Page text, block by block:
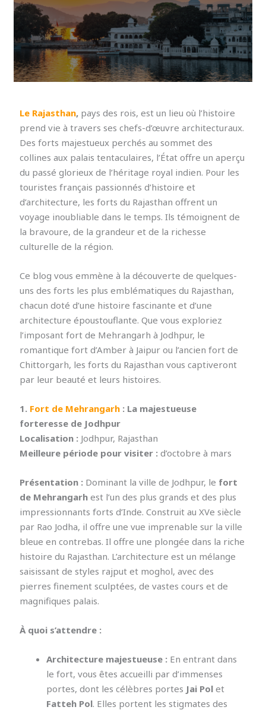
Le Rajasthan, pays des rois, est un lieu où l’histoire
prend vie à travers ses chefs-d’œuvre architecturaux.
Des forts majestueux perchés au sommet des
collines aux palais tentaculaires, l’État offre un aperçu
du passé glorieux de l’héritage royal indien. Pour les
touristes français passionnés d’histoire et
d’architecture, les forts du Rajasthan offrent un
voyage inoubliable dans le temps. Ils témoignent de
la bravoure, de la grandeur et de la richesse
culturelle de la région.
Ce blog vous emmène à la découverte de quelques-
uns des forts les plus emblématiques du Rajasthan,
chacun doté d’une histoire fascinante et d’une
architecture époustouflante. Que vous exploriez
l’imposant fort de Mehrangarh à Jodhpur, le
romantique fort d’Amber à Jaipur ou l’ancien fort de
Chittorgarh, les forts du Rajasthan vous captiveront
par leur beauté et leurs histoires.
1. Fort de Mehrangarh : La majestueuse
forteresse de Jodhpur
Localisation : Jodhpur, Rajasthan
Meilleure période pour visiter : d’octobre à mars
Présentation : Dominant la ville de Jodhpur, le fort
de Mehrangarh est l’un des plus grands et des plus
impressionnants forts d’Inde. Construit au XVe siècle
par Rao Jodha, il offre une vue imprenable sur la ville
bleue en contrebas. Il offre une plongée dans la riche
histoire du Rajasthan. L’architecture est un mélange
saisissant de styles rajput et moghol, avec des
pierres finement sculptées, de vastes cours et de
magnifiques palais.
À quoi s’attendre :
Architecture majestueuse : En entrant dans
le fort, vous êtes accueilli par d’immenses
portes, dont les célèbres portes Jai Pol et
Fatteh Pol. Elles portent les stigmates des